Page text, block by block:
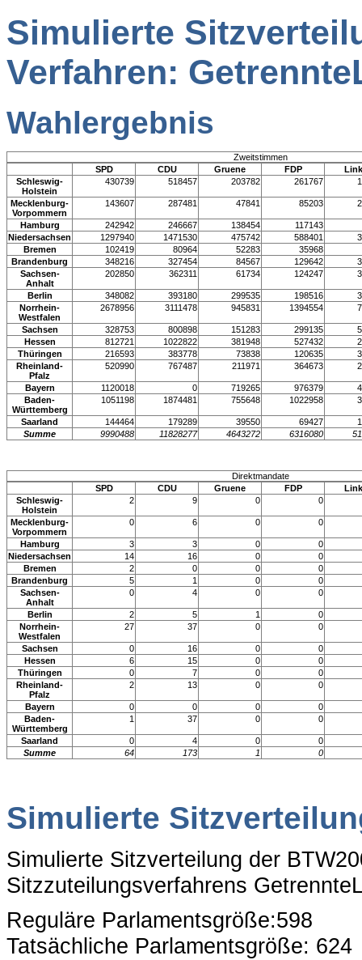
Simulierte
Verfahren:
Wahlergebnis
Zweitstimmen
SPD
CDU Gruene FDP
Schleswig-
Holstein
430739 518457 203782 261767
Mecklenburg-
Vorpommern
143607 287481 47841 85203
Hamburg 242942 246667 138454
117143
Niedersachsen
1297940 1471530 475742 588401
Bremen
102419 80964 52283
35968
Brandenburg
348216 327454 84567 129642
Sachsen-
Anhalt
202850 362311 61734 124247
Berlin 348082 393180 299535 198516
Norrhein-
Westfalen
2678956 3111478 945831 1394554
Sachsen 328753 800898 151283 299135
Hessen
812721 1022822 381948 527432
Thüringen
216593 383778 73838 120635
Rheinland-
Pfalz
520990 767487 211971 364673
Bayern 1120018 0 719265 976379
Baden-
Württemberg
1051198 1874481 755648 1022958
Saarland 144464 179289 39550 69427
Summe
9990488 11828277 4643272 6316080
Direktmandate
SPD
CDU Gruene FDP
Schleswig-
Holstein
2 9 0 0
Mecklenburg-
Vorpommern
0 6 0 0
Hamburg 3 3 0
0
Niedersachsen
14 16 0
0
Bremen
2 0 0
0
Brandenburg
5 1 0
0
Sachsen-
Anhalt
0 4 0 0
Berlin 2 5 1
0
Norrhein-
Westfalen
27 37 0 0
Sachsen 0 16 0
0
Hessen
6 15 0
0
Thüringen
0 7 0
0
Rheinland-
Pfalz
2 13 0 0
Bayern 0 0 0
0
Baden-
Württemberg
1 37 0 0
Saarland 0 4 0
0
Summe
64 173 1 0
Simulierte
Simulierte Sitzverteilung der
Sitzzuteilungsverfahrens
Reguläre Parlamentsgröße:598
Tatsächliche Parlamentsgröße: 624